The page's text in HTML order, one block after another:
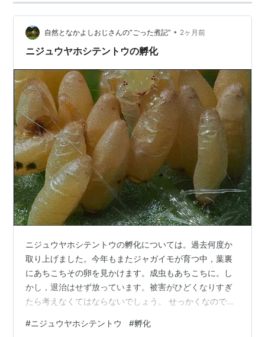
えて撮りました。からだを立てても倒れることはありま
自然となかよしおじさんの“ごった煮記” • 2ヶ月前
ニジュウヤホシテントウの孵化
ニジュウヤホシテントウの孵化については。過去何度か
取り上げました。今年もまたジャガイモが育つ中，葉裏
にあちこちその卵を見かけます。成虫もあちこちに。し
かし，退治はせず放っています。被害がひどくなりすぎ
たら考えなくてはならないでしょう。 せっかくなので，
以下は，できればシャープな画像を得たいなという気持
#ニジュウヤホシテントウ #孵化